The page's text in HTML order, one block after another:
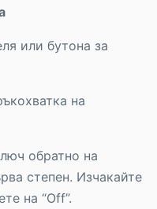
или бутона за
на
обратно на
степен. Изчакайте
на “Off”.